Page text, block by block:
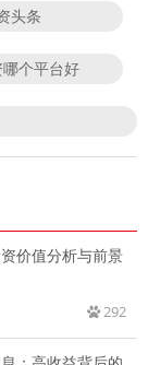
头条
个平台好
价值分析与前景
292